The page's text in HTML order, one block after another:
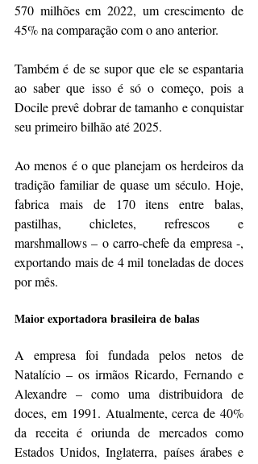
570 milhões em 2022, um crescimento de
45% na comparação com o ano anterior.
Também é de se supor que ele se espantaria
ao saber que isso é só o começo, pois a
Docile prevê dobrar de tamanho e conquistar
seu primeiro bilhão até 2025.
Ao menos é o que planejam os herdeiros da
tradição familiar de quase um século. Hoje,
fabrica mais de 170 itens entre balas,
pastilhas, chicletes, refrescos e
marshmallows – o carro-chefe da empresa -,
exportando mais de 4 mil toneladas de doces
por mês.
Maior exportadora brasileira de balas
A empresa foi fundada pelos netos de
Natalício – os irmãos Ricardo, Fernando e
Alexandre – como uma distribuidora de
doces, em 1991. Atualmente, cerca de 40%
da receita é oriunda de mercados como
Estados Unidos, Inglaterra, países árabes e